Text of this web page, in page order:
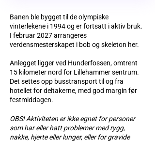
Banen ble bygget til de olympiske
vinterlekene i 1994 og er fortsatt i aktiv bruk.
I februar 2027 arrangeres
verdensmesterskapet i bob og skeleton her.
Anlegget ligger ved Hunderfossen, omtrent
15 kilometer nord for Lillehammer sentrum.
Det settes opp busstransport til og fra
hotellet for deltakerne, med god margin før
festmiddagen.
OBS! Aktiviteten er ikke egnet for personer
som har eller hatt problemer med rygg,
nakke, hjerte eller lunger, eller for gravide